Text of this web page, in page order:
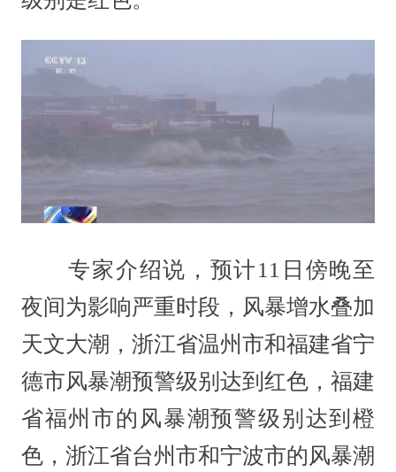
专家介绍说，预计11日傍晚至
夜间为影响严重时段，风暴增水叠加
天文大潮，浙江省温州市和福建省宁
德市风暴潮预警级别达到红色，福建
省福州市的风暴潮预警级别达到橙
色，浙江省台州市和宁波市的风暴潮